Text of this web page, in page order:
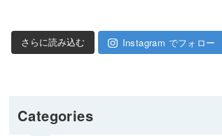
さらに読み込む Instagram でフォロー
Categories